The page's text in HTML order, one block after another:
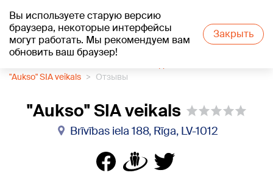
Вы используете старую версию
браузера, некоторые интерфейсы
могут работать. Мы рекомендуем вам
обновить ваш браузер!
Закрыть
+18°C
"Aukso" SIA veikals
Отзывы
"Aukso" SIA veikals
Brīvības iela 188, Rīga, LV-1012